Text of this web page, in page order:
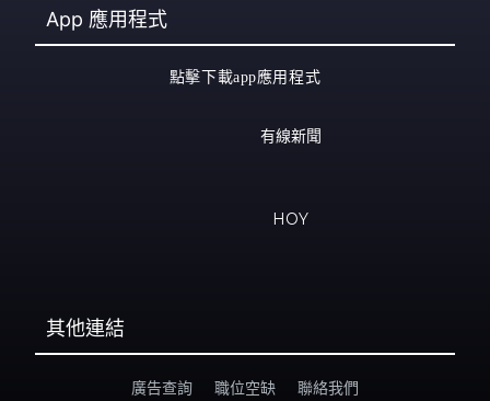
App 應用程式
點擊下載app應用程式
有線新聞
HOY
其他連結
廣告查詢 職位空缺 聯絡我們